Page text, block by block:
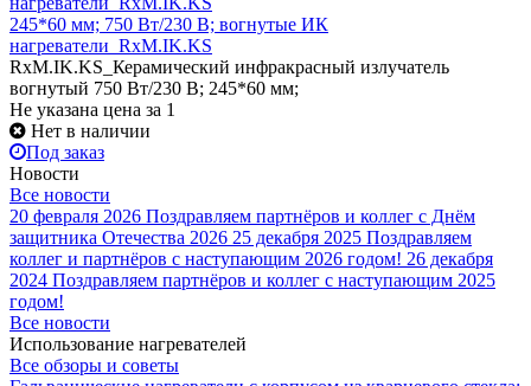
245*60 мм; 750 Вт/230 В; вогнутые ИК
нагреватели_RxM.IK.KS
RxM.IK.KS_Керамический инфракрасный излучатель
вогнутый 750 Вт/230 В; 245*60 мм;
Не указана цена за 1
Нет в наличии
Под заказ
Новости
Все новости
20 февраля 2026 Поздравляем партнёров и коллег с Днём
защитника Отечества 2026 25 декабря 2025 Поздравляем
коллег и партнёров с наступающим 2026 годом! 26 декабря
2024 Поздравляем партнёров и коллег с наступающим 2025
годом!
Все новости
Использование нагревателей
Все обзоры и советы